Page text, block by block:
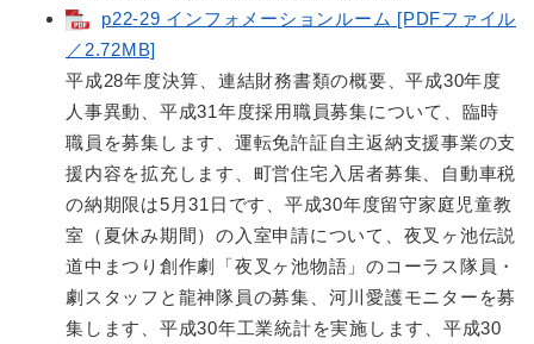
p22-29 インフォメーションルーム [PDFファイル
／2.72MB]
平成28年度決算、連結財務書類の概要、平成30年度
人事異動、平成31年度採用職員募集について、臨時
職員を募集します、運転免許証自主返納支援事業の支
援内容を拡充します、町営住宅入居者募集、自動車税
の納期限は5月31日です、平成30年度留守家庭児童教
室（夏休み期間）の入室申請について、夜叉ヶ池伝説
道中まつり創作劇「夜叉ヶ池物語」のコーラス隊員・
劇スタッフと龍神隊員の募集、河川愛護モニターを募
集します、平成30年工業統計を実施します、平成30